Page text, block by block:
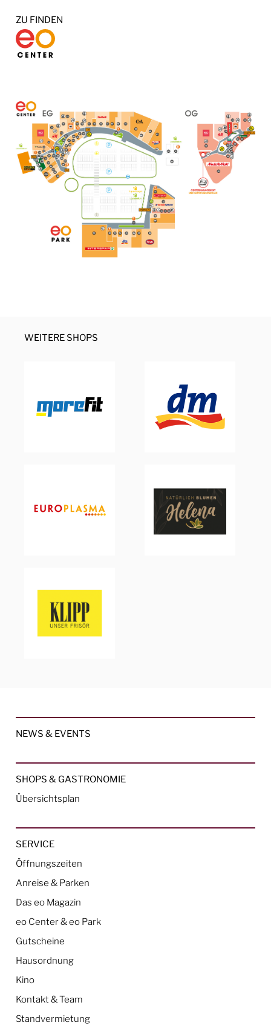
ZU FINDEN
WEITERE SHOPS
NEWS & EVENTS
SHOPS & GASTRONOMIE
Übersichtsplan
SERVICE
Öffnungszeiten
Anreise & Parken
Das eo Magazin
eo Center & eo Park
Gutscheine
Hausordnung
Kino
Kontakt & Team
Standvermietung